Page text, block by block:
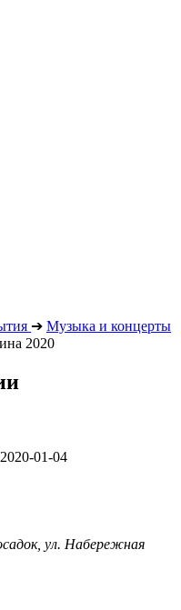
➔ Музыка и концерты
2020
2020-01-04
ул. Набережная